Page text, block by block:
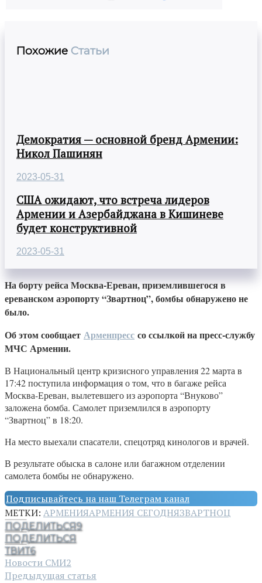
Похожие Статьи
Демократия — основной бренд Армении:
Никол Пашинян
2023-05-31
США ожидают, что встреча лидеров
Армении и Азербайджана в Кишиневе
будет конструктивной
2023-05-31
На борту рейса Москва-Ереван, приземлившегося в
ереванском аэропорту “Звартноц”, бомбы обнаружено не
было.
Об этом сообщает Арменпресс со ссылкой на пресс-службу
МЧС Армении.
В Национальный центр кризисного управления 22 марта в
17:42 поступила информация о том, что в багаже рейса
Москва-Ереван, вылетевшего из аэропорта “Внуково”
заложена бомба. Самолет приземлился в аэропорту
“Звартноц” в 18:20.
На место выехали спасатели, спецотряд кинологов и врачей.
В результате обыска в салоне или багажном отделении
самолета бомбы не обнаружено.
Подписывайтесь на наш Телеграм канал
МЕТКИ: АРМЕНИЯАРМЕНИЯ СЕГОДНЯЗВАРТНОЦ
ПОДЕЛИТЬСЯ9
ПОДЕЛИТЬСЯ
ТВИТ6
Новости СМИ2
Предыдущая статья